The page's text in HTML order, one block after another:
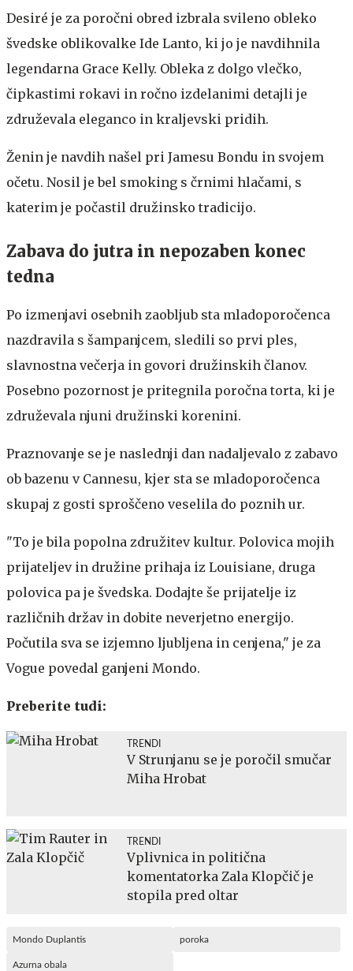
Desiré je za poročni obred izbrala svileno obleko
švedske oblikovalke Ide Lanto, ki jo je navdihnila
legendarna Grace Kelly. Obleka z dolgo vlečko,
čipkastimi rokavi in ročno izdelanimi detajli je
združevala eleganco in kraljevski pridih.
Ženin je navdih našel pri Jamesu Bondu in svojem
očetu. Nosil je bel smoking s črnimi hlačami, s
katerim je počastil družinsko tradicijo.
Zabava do jutra in nepozaben konec
tedna
Po izmenjavi osebnih zaobljub sta mladoporočenca
nazdravila s šampanjcem, sledili so prvi ples,
slavnostna večerja in govori družinskih članov.
Posebno pozornost je pritegnila poročna torta, ki je
združevala njuni družinski korenini.
Praznovanje se je naslednji dan nadaljevalo z zabavo
ob bazenu v Cannesu, kjer sta se mladoporočenca
skupaj z gosti sproščeno veselila do poznih ur.
"To je bila popolna združitev kultur. Polovica mojih
prijateljev in družine prihaja iz Louisiane, druga
polovica pa je švedska. Dodajte še prijatelje iz
različnih držav in dobite neverjetno energijo.
Počutila sva se izjemno ljubljena in cenjena," je za
Vogue povedal ganjeni Mondo.
Preberite tudi:
TRENDI
V Strunjanu se je poročil smučar
Miha Hrobat
TRENDI
Vplivnica in politična
komentatorka Zala Klopčič je
stopila pred oltar
Mondo Duplantis poroka
Azurna obala